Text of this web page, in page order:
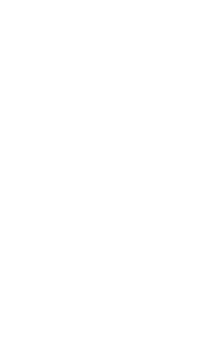
fitur-fitur di KangPro